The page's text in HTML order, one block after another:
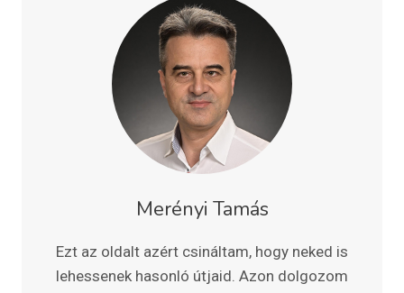
Merényi Tamás
Ezt az oldalt azért csináltam, hogy neked is
lehessenek hasonló útjaid. Azon dolgozom